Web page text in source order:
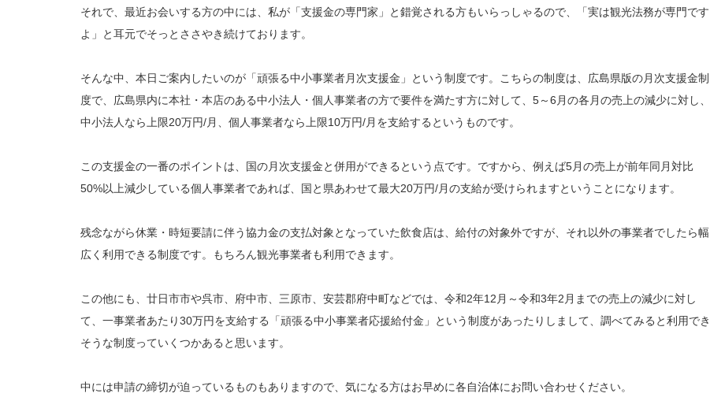
それで、最近お会いする方の中には、私が「支援金の専門家」と錯覚される方もいらっしゃるので、「実は観光法務が専門です
よ」と耳元でそっとささやき続けております。
そんな中、本日ご案内したいのが「頑張る中小事業者月次支援金」という制度です。こちらの制度は、広島県版の月次支援金制
度で、広島県内に本社・本店のある中小法人・個人事業者の方で要件を満たす方に対して、5～6月の各月の売上の減少に対し、
中小法人なら上限20万円/月、個人事業者なら上限10万円/月を支給するというものです。
この支援金の一番のポイントは、国の月次支援金と併用ができるという点です。ですから、例えば5月の売上が前年同月対比
50%以上減少している個人事業者であれば、国と県あわせて最大20万円/月の支給が受けられますということになります。
残念ながら休業・時短要請に伴う協力金の支払対象となっていた飲食店は、給付の対象外ですが、それ以外の事業者でしたら幅
広く利用できる制度です。もちろん観光事業者も利用できます。
この他にも、廿日市市や呉市、府中市、三原市、安芸郡府中町などでは、令和2年12月～令和3年2月までの売上の減少に対し
て、一事業者あたり30万円を支給する「頑張る中小事業者応援給付金」という制度があったりしまして、調べてみると利用でき
そうな制度っていくつかあると思います。
中には申請の締切が迫っているものもありますので、気になる方はお早めに各自治体にお問い合わせください。